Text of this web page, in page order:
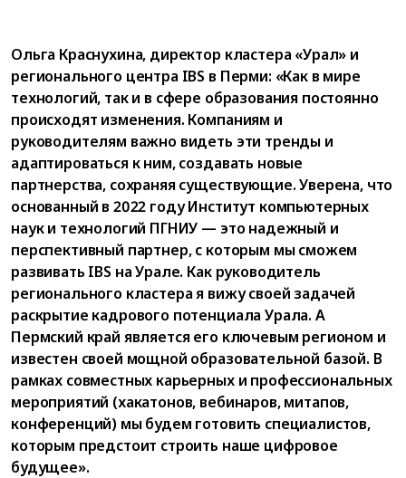
Ольга Краснухина, директор кластера «Урал» и
регионального центра IBS в Перми: «Как в мире
технологий, так и в сфере образования постоянно
происходят изменения. Компаниям и
руководителям важно видеть эти тренды и
адаптироваться к ним, создавать новые
партнерства, сохраняя существующие. Уверена, что
основанный в 2022 году Институт компьютерных
наук и технологий ПГНИУ — это надежный и
перспективный партнер, с которым мы сможем
развивать IBS на Урале. Как руководитель
регионального кластера я вижу своей задачей
раскрытие кадрового потенциала Урала. А
Пермский край является его ключевым регионом и
известен своей мощной образовательной базой. В
рамках совместных карьерных и профессиональных
мероприятий (хакатонов, вебинаров, митапов,
конференций) мы будем готовить специалистов,
которым предстоит строить наше цифровое
будущее».